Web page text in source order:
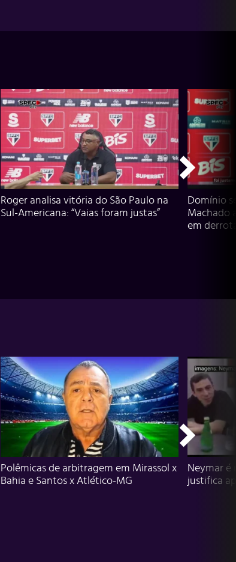
Roger analisa vitória do São Paulo na
Sul-Americana: “Vaias foram justas”
Domínio
Machado
em
Polêmicas de arbitragem em Mirassol x
Bahia e Santos x Atlético-MG
Neymar é
justifica